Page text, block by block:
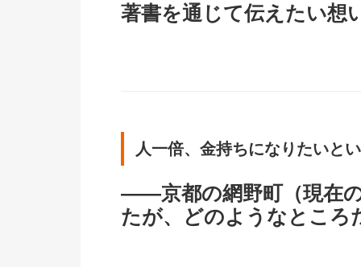
著書を通じて伝えたい想
人一倍、金持ちになりたいと
――京都の網野町（現在
たが、どのようなところ